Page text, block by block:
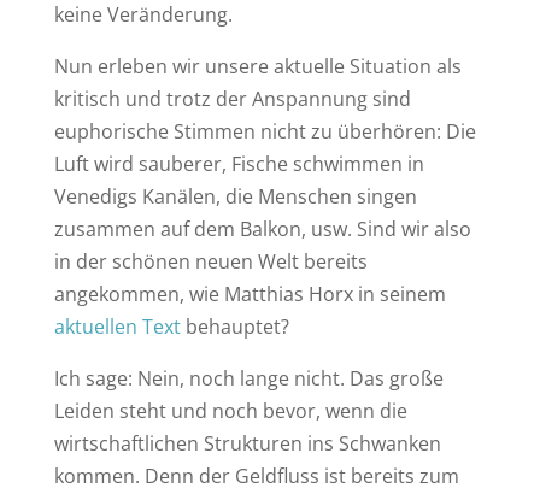
keine Veränderung.
Nun erleben wir unsere aktuelle Situation als
kritisch und trotz der Anspannung sind
euphorische Stimmen nicht zu überhören: Die
Luft wird sauberer, Fische schwimmen in
Venedigs Kanälen, die Menschen singen
zusammen auf dem Balkon, usw. Sind wir also
in der schönen neuen Welt bereits
angekommen, wie Matthias Horx in seinem
aktuellen Textbehauptet?
Ich sage: Nein, noch lange nicht. Das große
Leiden steht und noch bevor, wenn die
wirtschaftlichen Strukturen ins Schwanken
kommen. Denn der Geldfluss ist bereits zum